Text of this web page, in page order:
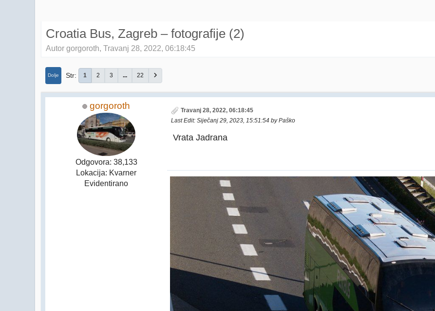
Croatia Bus, Zagreb – fotografije (2)
Autor gorgoroth, Travanj 28, 2022, 06:18:45
Dolje Str 1 2 3 ... 22
gorgoroth
Odgovora: 38,133
Lokacija: Kvarner
Evidentirano
Travanj 28, 2022, 06:18:45
Last Edit: Siječanj 29, 2023, 15:51:54 by Paško
Vrata Jadrana